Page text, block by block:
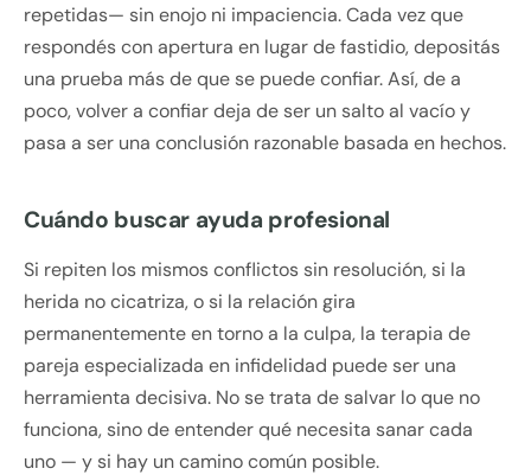
repetidas— sin enojo ni impaciencia. Cada vez que
respondés con apertura en lugar de fastidio, depositás
una prueba más de que se puede confiar. Así, de a
poco, volver a confiar deja de ser un salto al vacío y
pasa a ser una conclusión razonable basada en hechos.
Cuándo buscar ayuda profesional
Si repiten los mismos conflictos sin resolución, si la
herida no cicatriza, o si la relación gira
permanentemente en torno a la culpa, la terapia de
pareja especializada en infidelidad puede ser una
herramienta decisiva. No se trata de salvar lo que no
funciona, sino de entender qué necesita sanar cada
uno — y si hay un camino común posible.